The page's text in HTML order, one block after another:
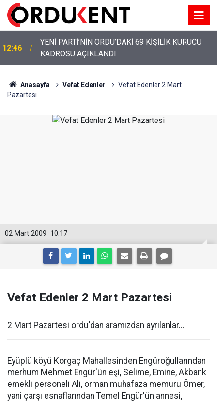
12:46
YENİ PARTİ’NİN ORDU’DAKİ 69 KİŞİLİK KURUCU
KADROSU AÇIKLANDI
12:22
YENİ PARTİ ALTINORDU’DA KURUCU YÖNETİMİNİ
AÇIKLADI
Anasayfa Vefat Edenler
Vefat Edenler 2 Mart
Pazartesi
10:17
02 Mart 2009
Vefat Edenler 2 Mart Pazartesi
2 Mart Pazartesi ordu'dan aramızdan ayrılanlar...
Eyüplü köyü Korgaç Mahallesinden Engüroğullarından
merhum Mehmet Engür'ün eşi, Selime, Emine, Akbank
emekli personeli Ali, orman muhafaza memuru Ömer,
yani çarşı esnaflarından Temel Engür'ün annesi,